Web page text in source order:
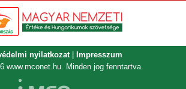
nyilatkozat|
Impresszum
www.mconet.hu. Minden jog fenntartva.